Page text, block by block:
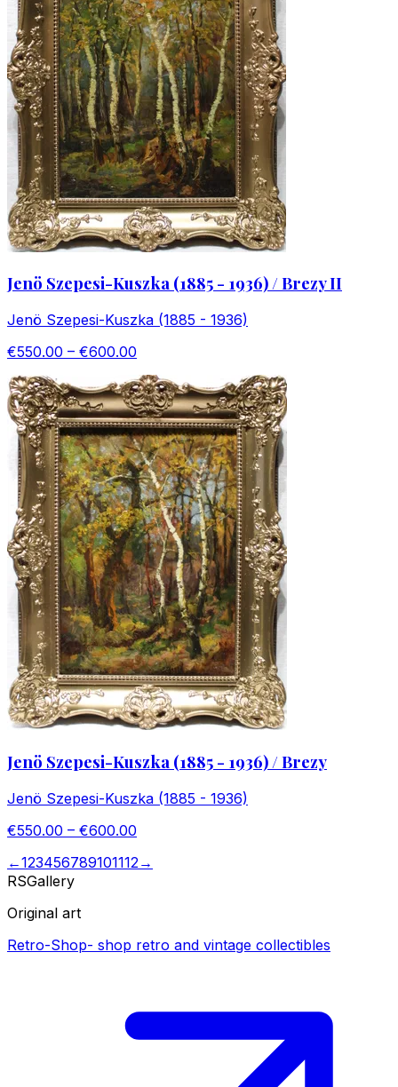
Jenö Szepesi-Kuszka (1885 - 1936) / Brezy II
Jenö Szepesi-Kuszka (1885 - 1936)
€550.00 – €600.00
Jenö Szepesi-Kuszka (1885 - 1936) / Brezy
Jenö Szepesi-Kuszka (1885 - 1936)
€550.00 – €600.00
←123456789101112 →
RSGallery
Original art
Retro-Shop- shop retro and vintage collectibles